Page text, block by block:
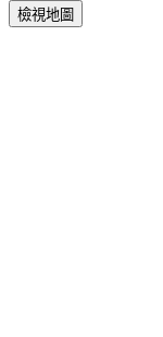
檢視地圖